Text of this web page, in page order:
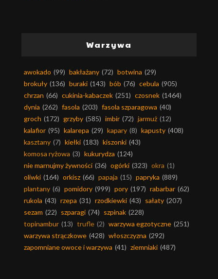
Warzywa
awokado (99) bakłażany (72) botwina (29)
brokuły (136) buraki (143) bób (76) cebula (905)
chrzan (66) cukinia-kabaczek (251) czosnek (1464)
dynia (262) fasola (203) fasola szparagowa (40)
groch (172) grzyby (585) imbir (72) jarmuż (12)
kalafior (95) kalarepa (29) kapary (8) kapusty (408)
kasztany (7) kiełki (183) kiszonki (43)
komosa ryżowa (3) kukurydza (124)
nie marnujmy żywności (36) ogórki (323) okra (1)
oliwki (164) orkisz (66) papaja (15) papryka (889)
plantany (6) pomidory (999) pory (197) rabarbar (62)
rukola (43) rzepa (31) rzodkiewki (43) sałaty (207)
sezam (22) szparagi (74) szpinak (228)
topinambur (13) trufle (2) warzywa egzotyczne (251)
warzywa strączkowe (428) włoszczyzna (292)
zapomniane owoce i warzywa (41) ziemniaki (487)